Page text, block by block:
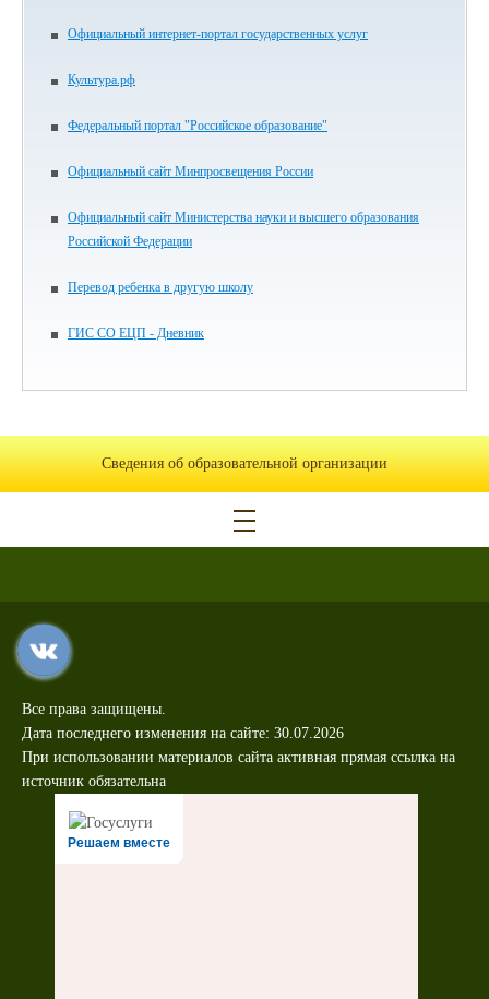
Официальный интернет-портал государственных услуг
Культура.рф
Федеральный портал "Российское образование"
Официальный сайт Минпросвещения России
Официальный сайт Министерства науки и высшего образования
Российской Федерации
Перевод ребенка в другую школу
ГИС СО ЕЦП - Дневник
Сведения об образовательной организации
Все права защищены.
Дата последнего изменения на сайте: 30.07.2026
При использовании материалов сайта активная прямая ссылка на
источник обязательна
Решаем вместе